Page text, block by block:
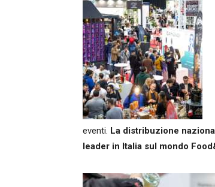
eventi. La distribuzione
leader in Italia sul mondo